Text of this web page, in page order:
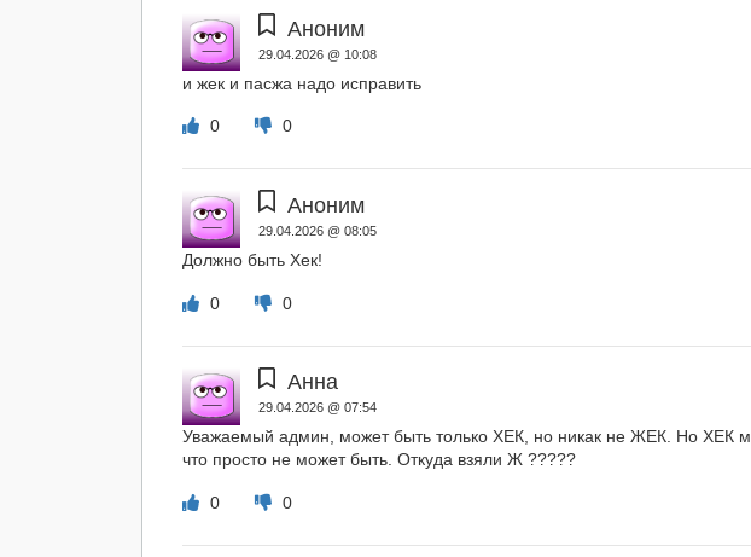
Аноним
29.04.2026 @ 10:08
и жек и пасжа надо исправить
0 0
Аноним
29.04.2026 @ 08:05
Должно быть Хек!
0 0
Анна
29.04.2026 @ 07:54
Уважаемый админ, может быть только ХЕК, но никак не ЖЕК. Но ХЕК
что просто не может быть. Откуда взяли Ж ?????
0 0